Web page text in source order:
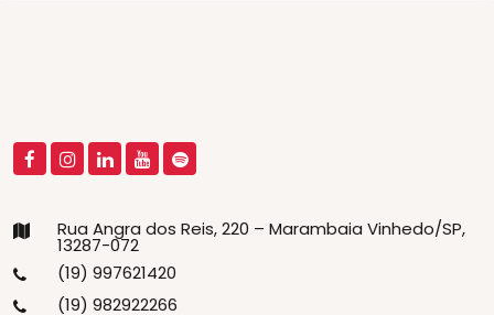
Rua Angra dos Reis, 220 – Marambaia Vinhedo/SP,
13287-072
(19) 997621420
(19) 982922266